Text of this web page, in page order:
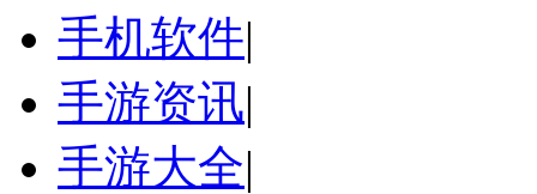
手机软件|
手游资讯|
手游大全|